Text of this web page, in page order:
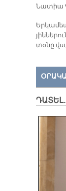
Նա­տիա
տօ­նը